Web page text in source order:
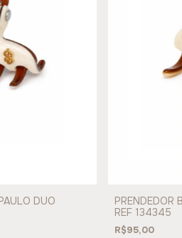
DUO
PRENDEDOR
REF 134345
R$95,00